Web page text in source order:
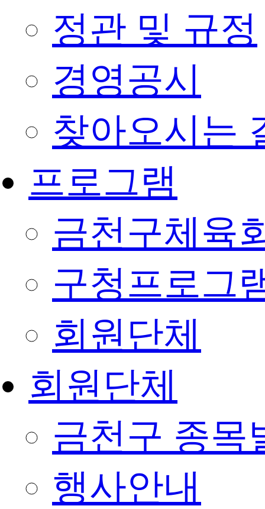
정관 및 규정
경영공시
찾아오시는
프로그램
금천구체육
구청프로그
회원단체
회원단체
금천구 종목
행사안내